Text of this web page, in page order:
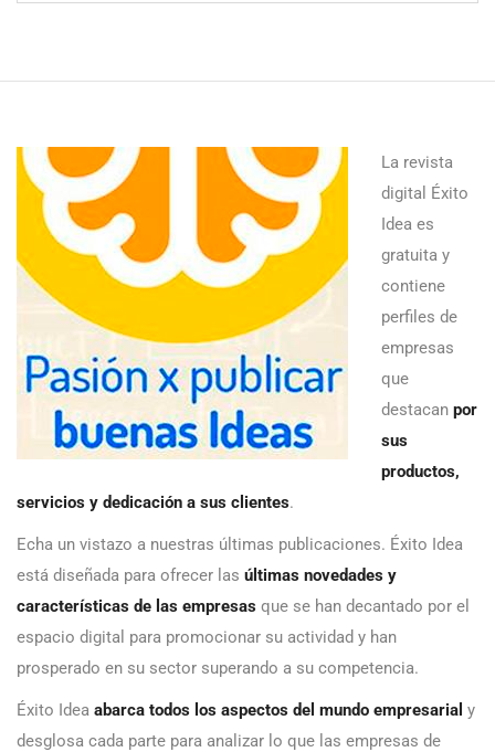
La revista
digital Éxito
Idea es
gratuita y
contiene
perfiles de
empresas
que
destacan por
sus
productos,
servicios y dedicación a sus clientes.
Echa un vistazo a nuestras últimas publicaciones. Éxito Idea
está diseñada para ofrecer las últimas novedades y
características de las empresas que se han decantado por el
espacio digital para promocionar su actividad y han
prosperado en su sector superando a su competencia.
Éxito Idea abarca todos los aspectos del mundo empresarial y
desglosa cada parte para analizar lo que las empresas de